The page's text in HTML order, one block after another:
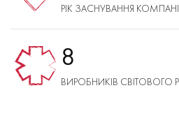
РІК ЗАСНУВАННЯ
8
ВИРОБНИКІВ СВІТОВОГО